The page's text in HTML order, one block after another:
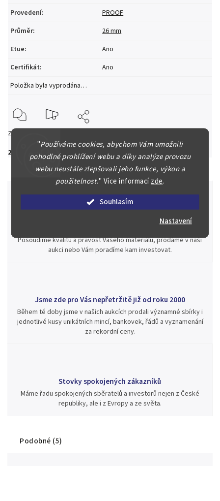
"Používáme cookies, abychom Vám umožnili
pohodlné prohlížení webu a díky analýze provozu
webu neustále zlepšovali jeho funkce, výkon a
použitelnost." Více informacízde.
Souhlasím
Nastavení
25 170 Kč
Provedení:
PROOF
Průměr:
26 mm
Etue:
Ano
Certifikát:
Ano
Položka byla vyprodána…
Zeptat se
Špičkové služby za nejlepší ceny
Posoudíme kvalitu a pravost Vašeho materiálu, prodáme v naší
aukci nebo Vám poradíme kam investovat.
Jsme zde pro Vás nepřetržitě již od roku 2000
Během té doby jsme v našich aukcích prodali významné sbírky i
jednotlivé kusy unikátních mincí, bankovek, řádů a vyznamenání
za rekordní ceny.
Stovky spokojených zákazníků
Máme řadu spokojených sběratelů a investorů nejen z České
republiky, ale i z Evropy a ze světa.
Podobné (5)